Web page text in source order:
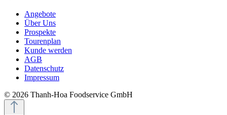
Angebote
Über Uns
Prospekte
Tourenplan
Kunde werden
AGB
Datenschutz
Impressum
© 2026 Thanh-Hoa Foodservice GmbH